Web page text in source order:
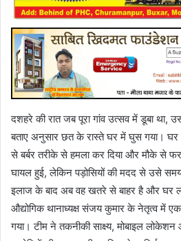
दशहरे की रात जब पूरा गांव उत्सव में डूबा था,
बताए अनुसार छत के रास्ते घर में घुस गया। घर
से बर्बर तरीके से हमला कर दिया और मौके से
घायल हुई, लेकिन पड़ोसियों की मदद से उसे
इलाज के बाद अब वह खतरे से बाहर है और घर
औद्योगिक थानाध्यक्ष संजय कुमार के नेतृत्व में
गया। टीम ने तकनीकी साक्ष्य, मोबाइल